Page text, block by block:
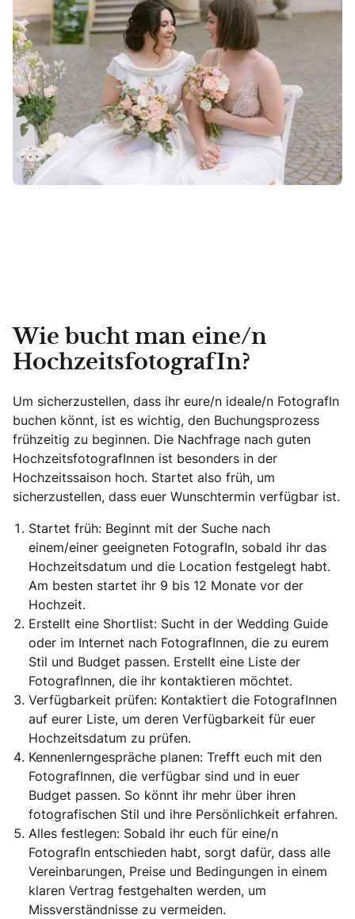
Wie bucht man eine/n
HochzeitsfotografIn?
Um sicherzustellen, dass ihr eure/n ideale/n FotografIn
buchen könnt, ist es wichtig, den Buchungsprozess
frühzeitig zu beginnen. Die Nachfrage nach guten
HochzeitsfotografInnen ist besonders in der
Hochzeitssaison hoch. Startet also früh, um
sicherzustellen, dass euer Wunschtermin verfügbar ist.
Startet früh: Beginnt mit der Suche nach
einem/einer geeigneten FotografIn, sobald ihr das
Hochzeitsdatum und die Location festgelegt habt.
Am besten startet ihr 9 bis 12 Monate vor der
Hochzeit.
Erstellt eine Shortlist: Sucht in der Wedding Guide
oder im Internet nach FotografInnen, die zu eurem
Stil und Budget passen. Erstellt eine Liste der
FotografInnen, die ihr kontaktieren möchtet.
Verfügbarkeit prüfen: Kontaktiert die FotografInnen
auf eurer Liste, um deren Verfügbarkeit für euer
Hochzeitsdatum zu prüfen.
Kennenlerngespräche planen: Trefft euch mit den
FotografInnen, die verfügbar sind und in euer
Budget passen. So könnt ihr mehr über ihren
fotografischen Stil und ihre Persönlichkeit erfahren.
Alles festlegen: Sobald ihr euch für eine/n
FotografIn entschieden habt, sorgt dafür, dass alle
Vereinbarungen, Preise und Bedingungen in einem
klaren Vertrag festgehalten werden, um
Missverständnisse zu vermeiden.